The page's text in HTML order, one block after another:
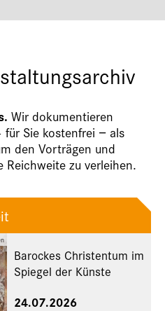
Wir dokumentieren
für Sie kostenfrei − als
den Vorträgen und
Reichweite zu verleihen.
Barockes Christentum im
Spiegel der Künste
24.07.2026